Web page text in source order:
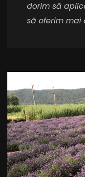
dorim să
să oferim mai